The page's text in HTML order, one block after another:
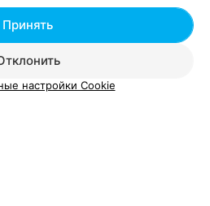
в один
Мелирование
Цена по запросу
Принять
настройки Cookie